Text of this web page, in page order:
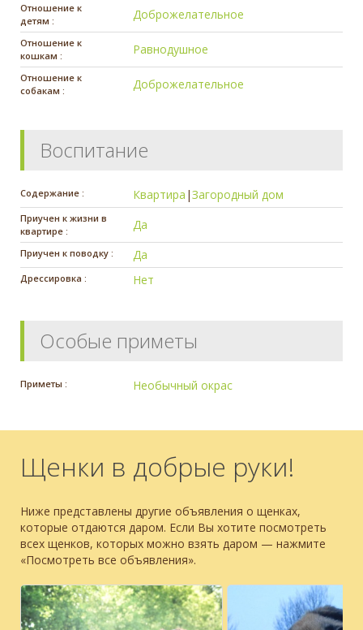
Отношение к
детям :
Доброжелательное
Отношение к
кошкам :
Равнодушное
Отношение к
собакам :
Доброжелательное
Воспитание
Содержание : Квартира |Загородный дом
Приучен к жизни в
квартире :
Да
Приучен к поводку : Да
Дрессировка : Нет
Особые приметы
Приметы : Необычный окрас
Щенки в добрые руки!
Ниже представлены другие объявления о щенках,
которые отдаются даром. Если Вы хотите посмотреть
всех щенков, которых можно взять даром — нажмите
«Посмотреть все объявления».